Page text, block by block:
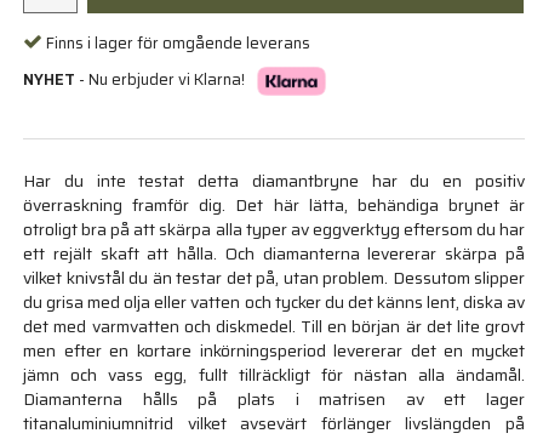
Finns i lager för omgående leverans
NYHET - Nu erbjuder vi Klarna!
Har du inte testat detta diamantbryne har du en positiv
överraskning framför dig. Det här lätta, behändiga brynet är
otroligt bra på att skärpa alla typer av eggverktyg eftersom du har
ett rejält skaft att hålla. Och diamanterna levererar skärpa på
vilket knivstål du än testar det på, utan problem. Dessutom slipper
du grisa med olja eller vatten och tycker du det känns lent, diska av
det med varmvatten och diskmedel. Till en början är det lite grovt
men efter en kortare inkörningsperiod levererar det en mycket
jämn och vass egg, fullt tillräckligt för nästan alla ändamål.
Diamanterna hålls på plats i matrisen av ett lager
titanaluminiumnitrid vilket avsevärt förlänger livslängden på